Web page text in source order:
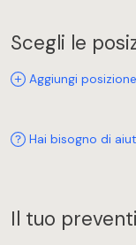
Scegli le
Aggiungi
Hai bisogno di
Il tuo